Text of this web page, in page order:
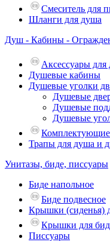
Смеситель для
Шланги для душа
Душ - Кабины -
Аксессуары
Душевые кабины
Душевые уголки
Душевые
Душевые
Душевые
Комплектующие
Трапы для душа и
Унитазы, биде, писсуары
Биде напольное
Биде подвесное
Крышки (сиденья)
Крышки для
Писсуары